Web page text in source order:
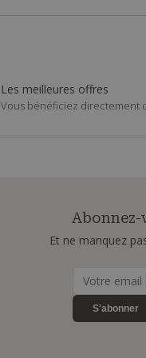
Les meilleures offres
Vous bénéficiez directement
Et ne manquez
S'abonner